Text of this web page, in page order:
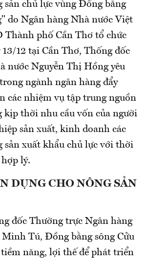
sản chủ lực vùng Đồng bằng
do Ngân hàng Nhà nước Việt
Thành phố Cần Thơ tổ chức
13/12 tại Cần Thơ, Thống đốc
nước Nguyễn Thị Hồng yêu
ngành ngân hàng đẩy
các nhiệm vụ tập trung nguồn
kịp thời nhu cầu vốn của người
sản xuất, kinh doanh các
sản xuất khẩu chủ lực với thời
lý.
DỤNG CHO NÔNG SẢN
đốc Thường trực Ngân hàng
Tú, Đồng bằng sông Cửu
năng, lợi thế để phát triển